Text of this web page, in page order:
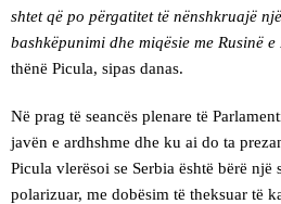
shtet që po përgatitet të nënshkruajë
bashkëpunimi dhe miqësie me Rusinë
thënë Picula, sipas danas.
Në prag të seancës plenare të
javën e ardhshme dhe ku ai do ta
Picula vlerësoi se Serbia është bërë një
polarizuar, me dobësim të theksuar të